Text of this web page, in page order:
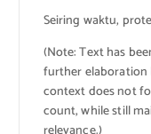
Seiring waktu,
(Note: Text has
further
context does not
count, while still